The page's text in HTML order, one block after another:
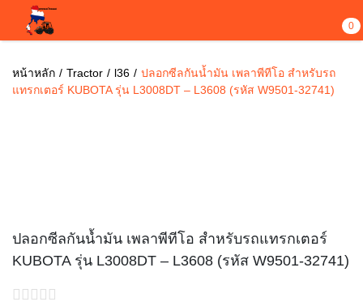
0
หน้าหลัก Tractor l36
ปลอกซีลกันน้ำมัน เพลาพีทีโอ สำหรับรถ
แทรกเตอร์ KUBOTA รุ่น L3008DT – L3608 (รหัส W9501-32741)
ปลอกซีลกันน้ำมัน เพลาพีทีโอ สำหรับรถแทรกเตอร์
KUBOTA รุ่น L3008DT – L3608 (รหัส W9501-32741)